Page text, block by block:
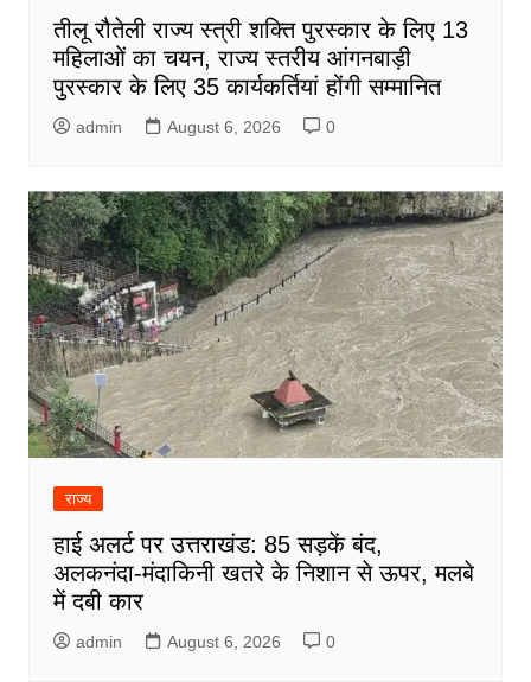
तीलू रौतेली राज्य स्त्री शक्ति पुरस्कार के लिए 13
महिलाओं का चयन, राज्य स्तरीय आंगनबाड़ी
पुरस्कार के लिए 35 कार्यकर्तियां होंगी सम्मानित
admin August 6, 2026 0
राज्य
हाई अलर्ट पर उत्तराखंड: 85 सड़कें बंद,
अलकनंदा-मंदाकिनी खतरे के निशान से ऊपर, मलबे
में दबी कार
admin August 6, 2026 0